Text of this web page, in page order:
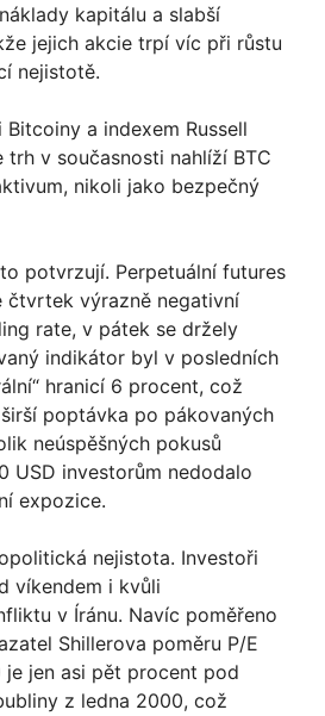
kapitálu a slabší
jejich akcie trpí víc při růstu
nejistotě.
a indexem Russell
trh v současnosti nahlíží BTC
nikoli jako bezpečný
potvrzují. Perpetuální futures
čtvrtek výrazně negativní
rate, v pátek se držely
indikátor byl v posledních
hranicí 6 procent, což
poptávka po pákovaných
neúspěšných pokusů
USD investorům nedodalo
expozice.
nejistota. Investoři
víkendem i kvůli
v Íránu. Navíc poměřeno
Shillerova poměru P/E
je jen asi pět procent pod
z ledna 2000, což